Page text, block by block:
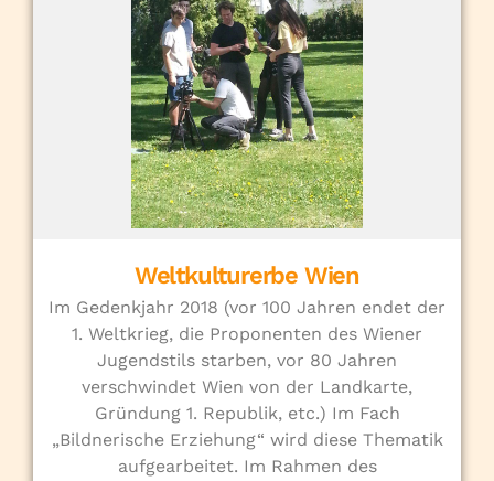
Weltkulturerbe Wien
Im Gedenkjahr 2018 (vor 100 Jahren endet der
1. Weltkrieg, die Proponenten des Wiener
Jugendstils starben, vor 80 Jahren
verschwindet Wien von der Landkarte,
Gründung 1. Republik, etc.) Im Fach
„Bildnerische Erziehung“ wird diese Thematik
aufgearbeitet. Im Rahmen des